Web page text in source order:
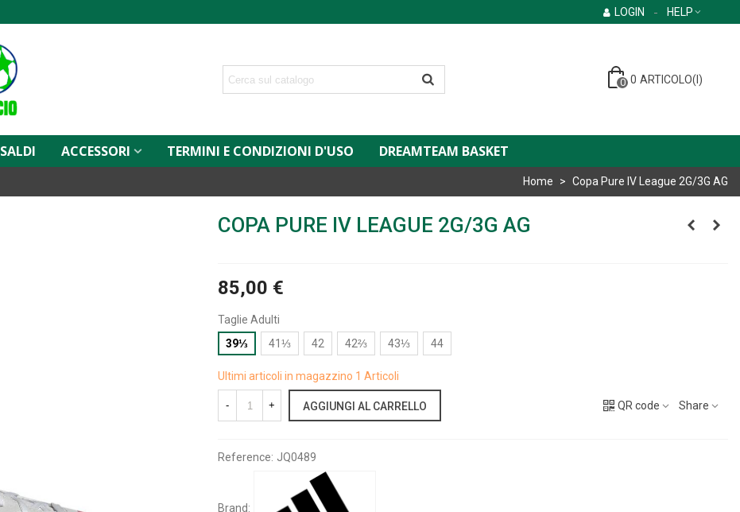
LOGIN HELP
0 0 ARTICOLO(I)
SALDI ACCESSORI TERMINI E CONDIZIONI D'USO DREAMTEAM BASKET
Home > Copa Pure IV League 2G/3G AG
COPA PURE IV LEAGUE 2G/3G AG
85,00 €
Taglie Adulti
39⅓
41⅓ 42 42⅔ 43⅓ 44
Ultimi articoli in magazzino 1 Articoli
- + AGGIUNGI AL CARRELLO QR code Share
Reference: JQ0489
Brand: